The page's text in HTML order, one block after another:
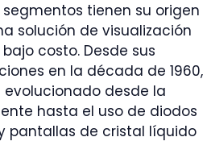
tienen su origen
solución de visualización
costo. Desde sus
en la década de 1960,
desde la
hasta el uso de diodos
pantallas de cristal líquido